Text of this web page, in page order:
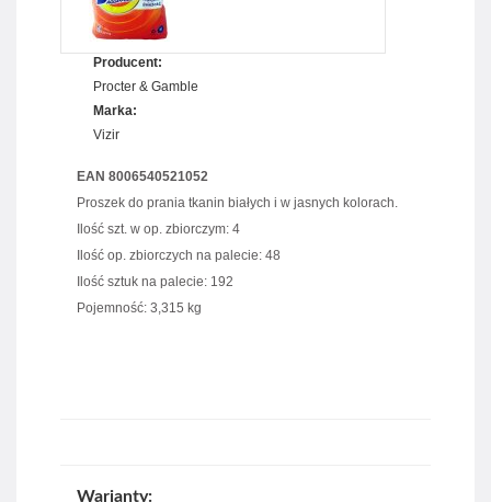
Producent:
Procter & Gamble
Marka:
Vizir
EAN 8006540521052
Proszek do prania tkanin białych i w jasnych kolorach.
Ilość szt. w op. zbiorczym: 4
Ilość op. zbiorczych na palecie: 48
Ilość sztuk na palecie: 192
Pojemność: 3,315 kg
Warianty: